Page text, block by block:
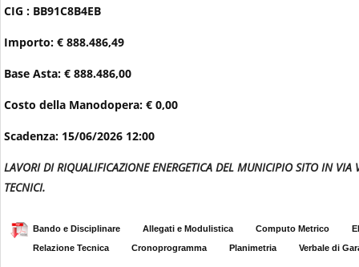
CIG : BB91C8B4EB
Importo: € 888.486,49
Base Asta: € 888.486,00
Costo della Manodopera: € 0,00
Scadenza: 15/06/2026 12:00
LAVORI DI RIQUALIFICAZIONE ENERGETICA DEL MUNICIPIO SITO IN
TECNICI.
Bando e Disciplinare Allegati e Modulistica Computo Metrico
Relazione Tecnica
Cronoprogramma Planimetria Verbale di